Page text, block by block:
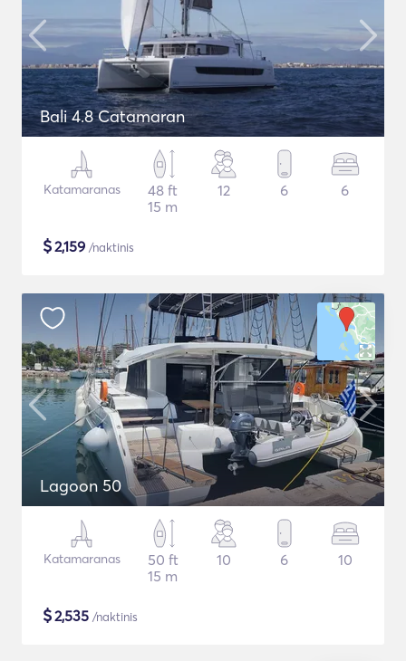
Bali 4.8 Catamaran
Katamaranas
48 ft
15 m
12 6 6
$2,159 /naktinis
Lagoon 50
Katamaranas
50 ft
15 m
10 6 10
$2,535 /naktinis